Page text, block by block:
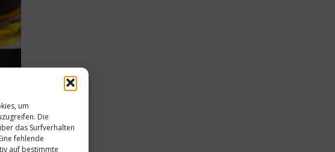
um
Die
das Surfverhalten
fehlende
auf bestimmte